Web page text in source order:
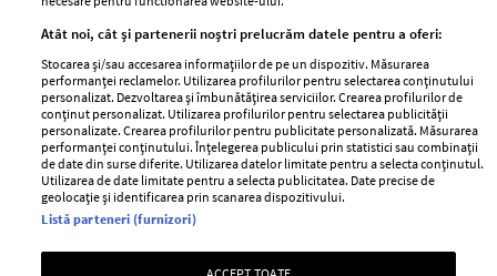
Stiri
GSP
Unica
Baby
Retete
Libertatea pentru
Viva
Avantaje
Retete practice
Pariază responsabil! Decizia ONJN nr. 821/25.09.2025.
Jocurile de noroc sunt interzise minorilor.
Atât noi, cât și partenerii noștri prelucrăm datele pentru a oferi:
Stocarea și/sau accesarea informațiilor de pe un dispozitiv. Măsurarea
performanței reclamelor. Utilizarea profilurilor pentru selectarea conținutului
personalizat. Dezvoltarea și îmbunătățirea serviciilor. Crearea profilurilor de
conținut personalizat. Utilizarea profilurilor pentru selectarea publicității
personalizate. Crearea profilurilor pentru publicitate personalizată. Măsurarea
performanței conținutului. Înțelegerea publicului prin statistici sau combinații
de date din surse diferite. Utilizarea datelor limitate pentru a selecta conținutul.
Utilizarea de date limitate pentru a selecta publicitatea. Date precise de
geolocație și identificarea prin scanarea dispozitivului.
Listă parteneri (furnizori)